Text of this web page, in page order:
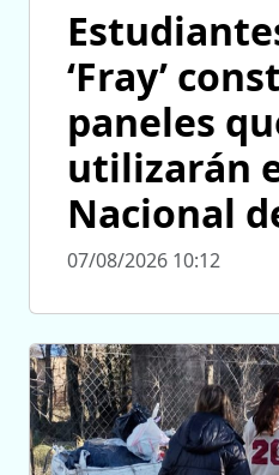
‘Fray’
paneles
utilizarán
Nacional
07/08/2026 10:12